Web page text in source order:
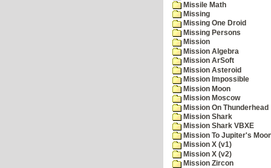
Missile Math
Missing
Missing One Droid
Missing Persons
Mission
Mission Algebra
Mission ArSoft
Mission Asteroid
Mission Impossible
Mission Moon
Mission Moscow
Mission On Thunderhead
Mission Shark
Mission Shark VBXE
Mission To Jupiter's
Mission X (v1)
Mission X (v2)
Mission Zircon